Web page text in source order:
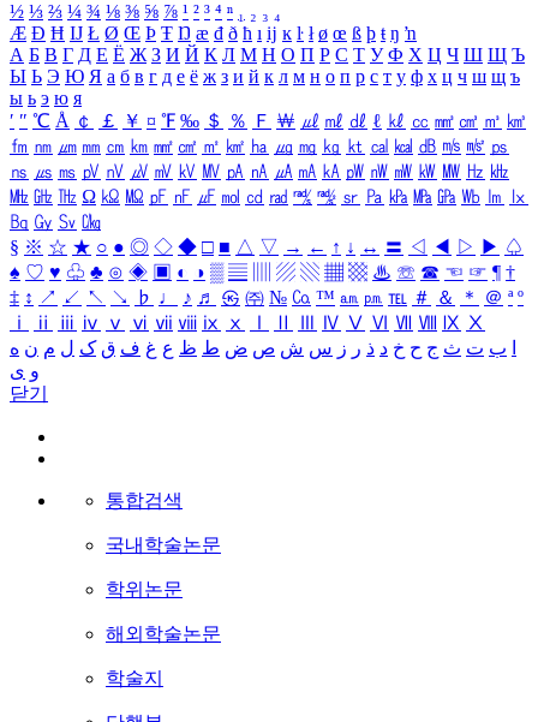
½ ⅓ ⅔ ¼ ¾ ⅛ ⅜ ⅝ ⅞ ¹ ² ³ ⁴ ⁿ ₁ ₂ ₃ ₄
Æ Ð Ħ Ĳ Ł Ø Œ Þ Ŧ Ŋ æ đ ð ħ ı ĳ ĸ ŀ ł ø œ ß þ ŧ ŋ ŉ
А Б В Г Д Е Ё Ж З И Й К Л М Н О П Р С Т У Ф Х Ц Ч Ш Щ Ъ
Ы Ь Э Ю Я а б в г д е ё ж з и й к л м н о п р с т у ф х ц ч ш щ ъ
ы ь э ю я
′ ″ ℃ Å ￠ ￡ ￥ ¤ ℉ ‰ ＄ ％ Ｆ ￦ ㎕ ㎖ ㎗ ℓ ㎘ ㏄ ㎣ ㎤ ㎥ ㎦
㎙ ㎚ ㎛ ㎜ ㎝ ㎞ ㎟ ㎠ ㎡ ㎢ ㏊ ㎍ ㎎ ㎏ ㏏ ㎈ ㎉ ㏈ ㎧ ㎨ ㎰
㎱ ㎲ ㎳ ㎴ ㎵ ㎶ ㎷ ㎸ ㎹ ㎀ ㎁ ㎂ ㎃ ㎄ ㎺ ㎻ ㎽ ㎾ ㎿ ㎐ ㎑
㎒ ㎓ ㎔ Ω ㏀ ㏁ ㎊ ㎋ ㎌ ㏖ ㏅ ㎭ ㎮ ㎯ ㏛ ㎩ ㎪ ㎫ ㎬ ㏝ ㏐
㏓
㏃ ㏉ ㏜ ㏆
§ ※ ☆ ★ ○ ● ◎ ◇ ◆ □ ■ △ ▽ → ← ↑ ↓ ↔ 〓 ◁ ◀ ▷ ▶ ♤
♠ ♡ ♥ ♧ ♣ ⊙ ◈ ▣ ◐ ◑ ▒ ▤ ▨ ▧ ▦ ▩ ♨ ☏ ☎ ☜ ☞ ¶ †
‡ ↕ ↗ ↙ ↖ ↘ ♭ ♩ ♪ ♬ ㉿ ㈜ № ㏇ ™ ㏂ ㏘ ℡ ＃ ＆ ＊ ＠ ª º
ⅰ
ⅱ ⅲ ⅳ ⅴ ⅵ ⅶ ⅷ ⅸ ⅹ Ⅳ Ⅴ Ⅵ Ⅶ Ⅷ Ⅸ Ⅹ
ب ت ث ج ح خ د ذ ر ز س ش ص ض ط ظ ع غ ف ق ک ل م ن ه
و ی
닫기
통합검색
국내학술논문
학위논문
해외학술논문
학술지